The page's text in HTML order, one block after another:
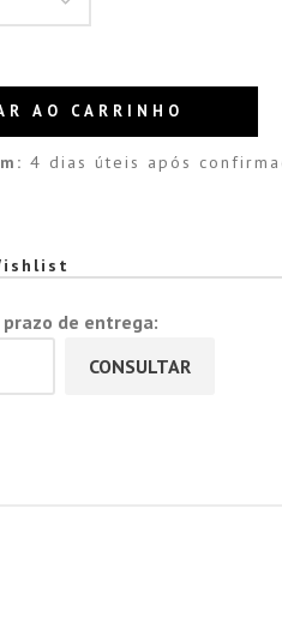
AO CARRINHO
4 dias úteis após
de entrega:
CONSULTAR